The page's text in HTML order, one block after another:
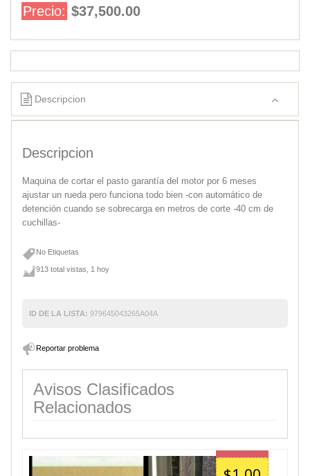
Precio: $37,500.00
Descripcion
Descripcion
Maquina de cortar el pasto garantía del motor por 6 meses
ajustar un rueda pero funciona todo bien -con automático de
detención cuando se sobrecarga en metros de corte -40 cm de
cuchillas-
No Etiquetas
913 total vistas, 1 hoy
ID DE LA LISTA: 979645043265A04A
Reportar problema
Avisos Clasificados
Relacionados